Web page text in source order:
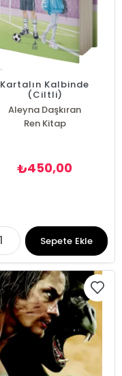
Kartalın Kalbinde
(Ciltli)
Aleyna Daşkıran
Ren Kitap
₺450,00
Sepete Ekle